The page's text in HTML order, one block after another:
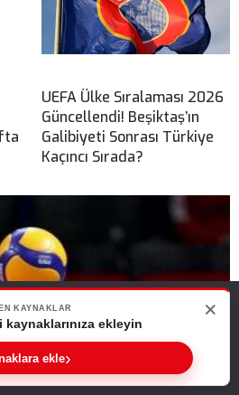
UEFA Ülke Sıralaması 2026
Güncellendi! Beşiktaş’ın
Galibiyeti Sonrası Türkiye
Kaçıncı Sırada?
deneyimi sunabilmemiz için çerezleri
devam ederseniz, bunu kabul
varsayarız.
Tamam
KAYNAKLAR
kaynaklarınıza ekleyin
ekle›
×